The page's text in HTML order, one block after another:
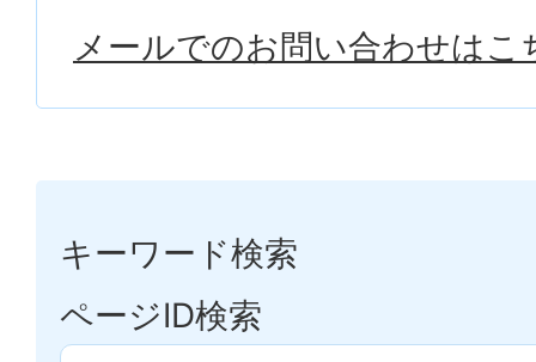
メールでのお問い合わせはこ
キーワード検索
ページID検索